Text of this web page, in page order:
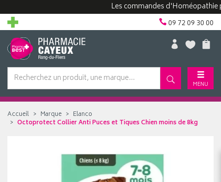
Les commandes d'Homéopathie
09 72 09 30 00
MENU
Accueil Marque
Elanco
Octoprotect Collier Anti Puces et Tiques Chien moins de 8kg